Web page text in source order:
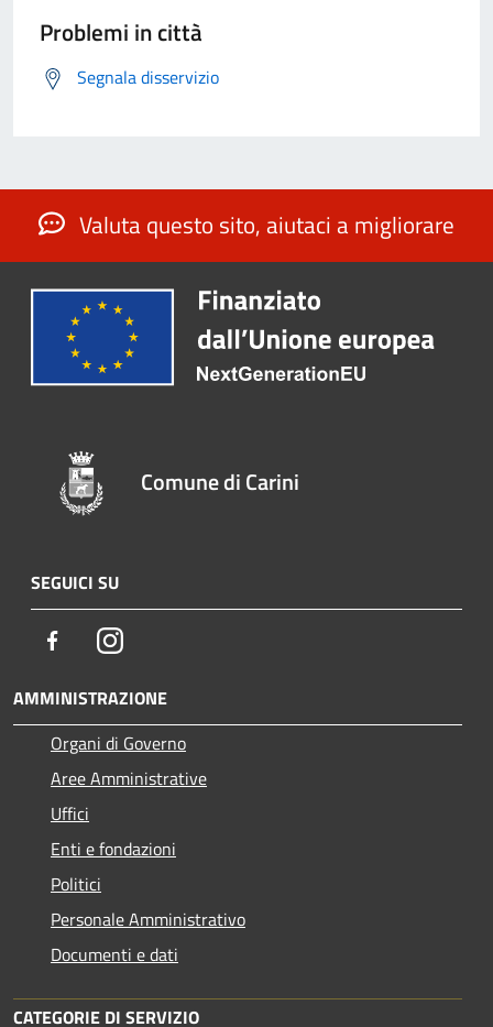
Problemi in città
Segnala disservizio
Valuta questo sito, aiutaci a migliorare
Comune di Carini
SEGUICI SU
FacebookInstagram
AMMINISTRAZIONE
Organi di Governo
Aree Amministrative
Uffici
Enti e fondazioni
Politici
Personale Amministrativo
Documenti e dati
CATEGORIE DI SERVIZIO